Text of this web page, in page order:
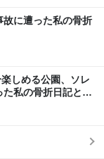
故に遭った私の骨折
しめる公園、ソレ
私の骨折日記と